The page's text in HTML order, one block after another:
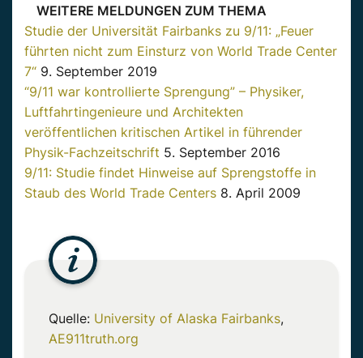
WEITERE MELDUNGEN ZUM THEMA
Studie der Universität Fairbanks zu 9/11: „Feuer
führten nicht zum Einsturz von World Trade Center
7“ 9. September 2019
“9/11 war kontrollierte Sprengung” – Physiker,
Luftfahrtingenieure und Architekten
veröffentlichen kritischen Artikel in führender
Physik-Fachzeitschrift 5. September 2016
9/11: Studie findet Hinweise auf Sprengstoffe in
Staub des World Trade Centers 8. April 2009
Quelle: University of Alaska Fairbanks,
AE911truth.org